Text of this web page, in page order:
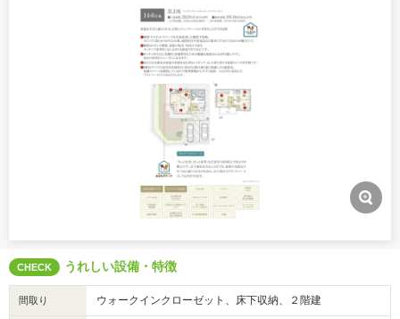
CHECK うれしい設備・特徴
間取り ウォークインクローゼット、床下収納、２階建